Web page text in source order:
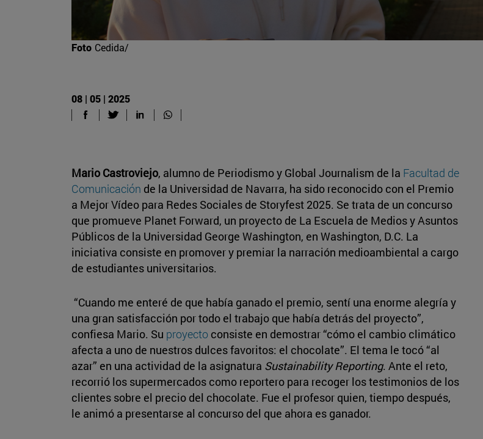
Foto Cedida/
08 | 05 | 2025
Mario Castroviejo, alumno de Periodismo y Global Journalism de la Facultad de
Comunicación de la Universidad de Navarra, ha sido reconocido con el Premio
a Mejor Vídeo para Redes Sociales de Storyfest 2025. Se trata de un concurso
que promueve Planet Forward, un proyecto de La Escuela de Medios y Asuntos
Públicos de la Universidad George Washington, en Washington, D.C. La
iniciativa consiste en promover y premiar la narración medioambiental a cargo
de estudiantes universitarios.
“Cuando me enteré de que había ganado el premio, sentí una enorme alegría y
una gran satisfacción por todo el trabajo que había detrás del proyecto”,
confiesa Mario. Su proyecto consiste en demostrar “cómo el cambio climático
afecta a uno de nuestros dulces favoritos: el chocolate”. El tema le tocó “al
azar” en una actividad de la asignatura Sustainability Reporting. Ante el reto,
recorrió los supermercados como reportero para recoger los testimonios de los
clientes sobre el precio del chocolate. Fue el profesor quien, tiempo después,
le animó a presentarse al concurso del que ahora es ganador.